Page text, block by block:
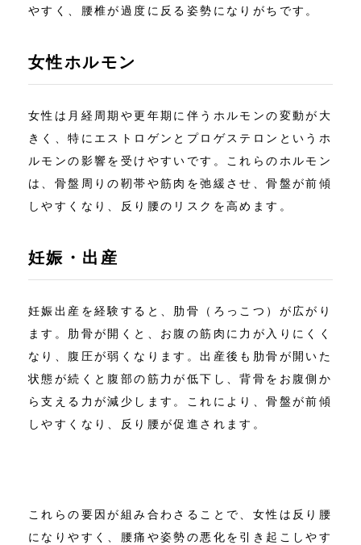
やすく、腰椎が過度に反る姿勢になりがちです。
女性ホルモン
女性は月経周期や更年期に伴うホルモンの変動が大
きく、特にエストロゲンとプロゲステロンというホ
ルモンの影響を受けやすいです。これらのホルモン
は、骨盤周りの靭帯や筋肉を弛緩させ、骨盤が前傾
しやすくなり、反り腰のリスクを高めます。
妊娠・出産
妊娠出産を経験すると、肋骨（ろっこつ）が広がり
ます。肋骨が開くと、お腹の筋肉に力が入りにくく
なり、腹圧が弱くなります。出産後も肋骨が開いた
状態が続くと腹部の筋力が低下し、背骨をお腹側か
ら支える力が減少します。これにより、骨盤が前傾
しやすくなり、反り腰が促進されます。
これらの要因が組み合わさることで、女性は反り腰
になりやすく、腰痛や姿勢の悪化を引き起こしやす